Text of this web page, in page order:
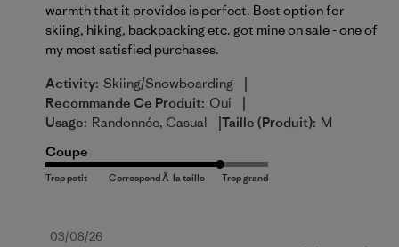
warmth that it provides is perfect. Best option for
skiing, hiking, backpacking etc. got mine on sale - one of
my most satisfied purchases.
Activity: Skiing/Snowboarding |
Recommande Ce Produit: Oui |
Usage: Randonnée, Casual |Taille (produit): M
Coupe
Date
03/08/26